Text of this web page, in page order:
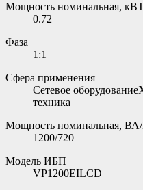
Мощность номинальная,
0.72
Фаза
1:1
Сфера применения
Сетевое
техника
Мощность номинальная,
1200/720
Модель ИБП
VP1200EILCD